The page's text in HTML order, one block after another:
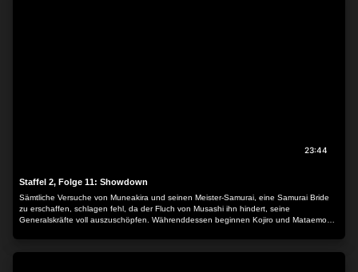
23:44
Staffel 2, Folge 11: Showdown
Sämtliche Versuche von Muneakira und seinen Meister-Samurai, eine Samurai Bride
zu erschaffen, schlagen fehl, da der Fluch von Musashi ihn hindert, seine
Generalskräfte voll auszuschöpfen. Währenddessen beginnen Kojiro und Mataemon
einsetzt, lassen sie ab und fliehen. Die bösen Geister, die durch die Beschädigung
des Beschützer-Steins immer mehr an Kraft gewinnen, sammeln sich in Inshun und